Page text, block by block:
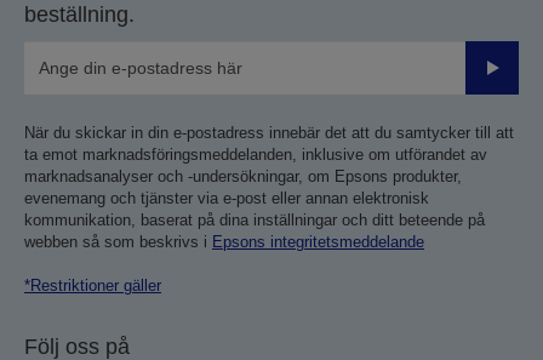
beställning.
Skicka
När du skickar in din e-postadress innebär det att du samtycker till att
ta emot marknadsföringsmeddelanden, inklusive om utförandet av
marknadsanalyser och -undersökningar, om Epsons produkter,
evenemang och tjänster via e-post eller annan elektronisk
kommunikation, baserat på dina inställningar och ditt beteende på
webben så som beskrivs i Epsons integritetsmeddelande
*Restriktioner gäller
Följ oss på